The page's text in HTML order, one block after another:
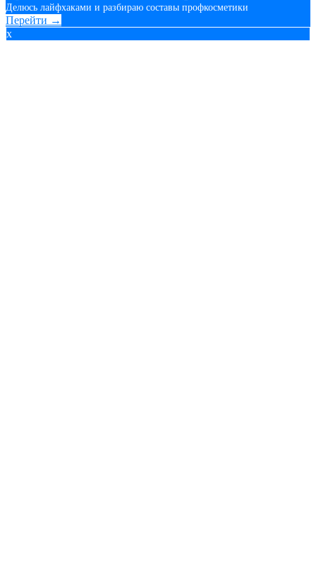
Делюсь лайфхаками и разбираю составы профкосметики
Перейти →
x